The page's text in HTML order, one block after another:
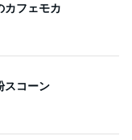
カフェモカ
スコーン